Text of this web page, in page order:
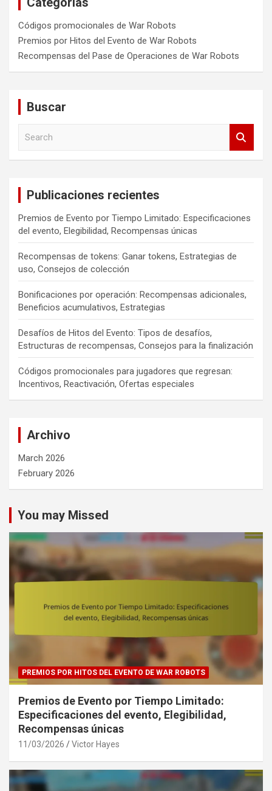
Códigos promocionales de War Robots
Premios por Hitos del Evento de War Robots
Recompensas del Pase de Operaciones de War Robots
Buscar
Publicaciones recientes
Premios de Evento por Tiempo Limitado: Especificaciones
del evento, Elegibilidad, Recompensas únicas
Recompensas de tokens: Ganar tokens, Estrategias de
uso, Consejos de colección
Bonificaciones por operación: Recompensas adicionales,
Beneficios acumulativos, Estrategias
Desafíos de Hitos del Evento: Tipos de desafíos,
Estructuras de recompensas, Consejos para la finalización
Códigos promocionales para jugadores que regresan:
Incentivos, Reactivación, Ofertas especiales
Archivo
March 2026
February 2026
You may Missed
PREMIOS POR HITOS DEL EVENTO DE WAR ROBOTS
Premios de Evento por Tiempo Limitado:
Especificaciones del evento, Elegibilidad,
Recompensas únicas
11/03/2026 Victor Hayes